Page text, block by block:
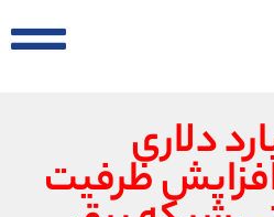
میلیارد دلاری
ظرفیت